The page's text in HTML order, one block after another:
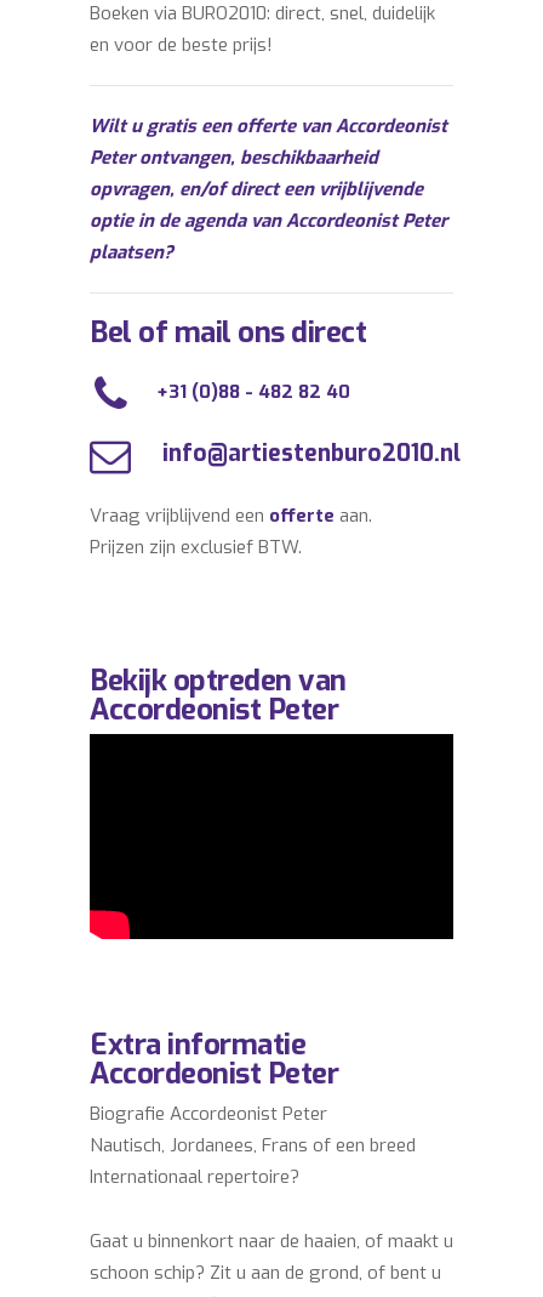
Boeken via BURO2010: direct, snel, duidelijk
en voor de beste prijs!
Wilt u gratis een offerte van Accordeonist
Peter ontvangen, beschikbaarheid
opvragen, en/of direct een vrijblijvende
optie in de agenda van Accordeonist Peter
plaatsen?
Bel of mail ons direct
+31 (0)88 - 482 82 40
info@artiestenburo2010.nl
Vraag vrijblijvend een offerte aan.
Prijzen zijn exclusief BTW.
Bekijk optreden van
Accordeonist Peter
Extra informatie
Accordeonist Peter
Biografie Accordeonist Peter
Nautisch, Jordanees, Frans of een breed
Internationaal repertoire?
Gaat u binnenkort naar de haaien, of maakt u
schoon schip? Zit u aan de grond, of bent u